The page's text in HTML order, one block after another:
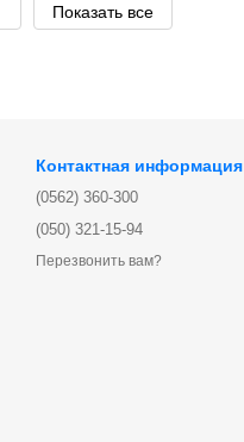
Показать все
Контактная информация
(0562) 360-300
(050) 321-15-94
Перезвонить вам?